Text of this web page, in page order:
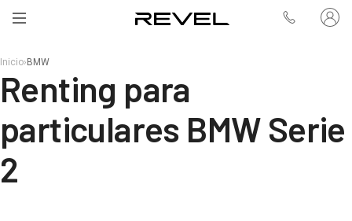
Inicio› BMW
Renting para
particulares BMW Serie
2